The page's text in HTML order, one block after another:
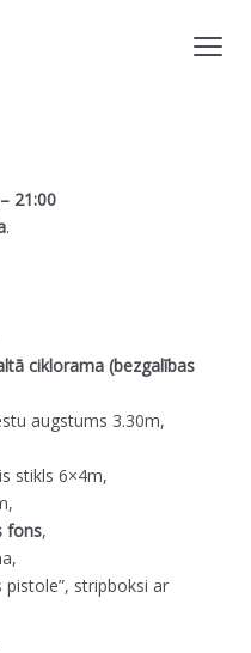
21:00
.
ciklorama (bezgalības
augstums 3.30m,
stikls 6×4m,
fons,
stripboksi ar